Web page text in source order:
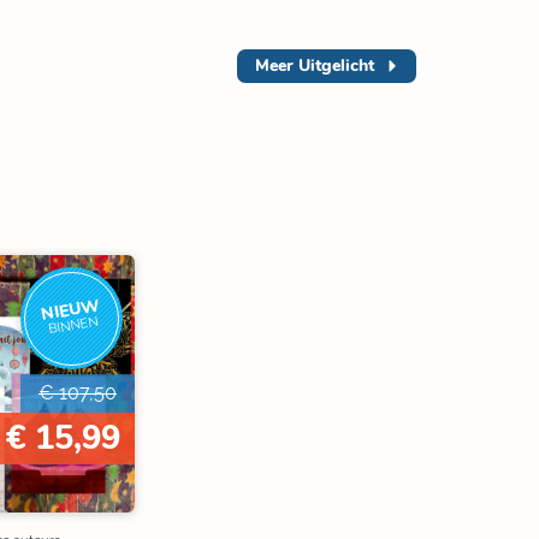
Meer Uitgelicht
NIEUW
BINNEN
€ 107,50
€ 15,99